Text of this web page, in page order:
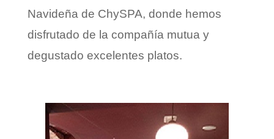
Navideña de ChySPA, donde hemos
disfrutado de la compañía mutua y
degustado excelentes platos.